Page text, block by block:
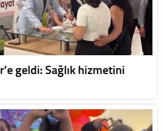
geldi: Sağlık hizmetini